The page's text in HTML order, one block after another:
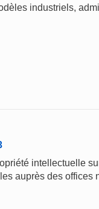
industriels,
intellectuelle
auprès des offices